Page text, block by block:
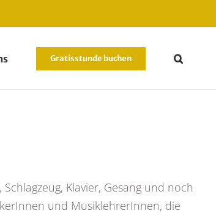
Gratisstunde buchen
Klavier, Gesang und noch
und MusiklehrerInnen, die